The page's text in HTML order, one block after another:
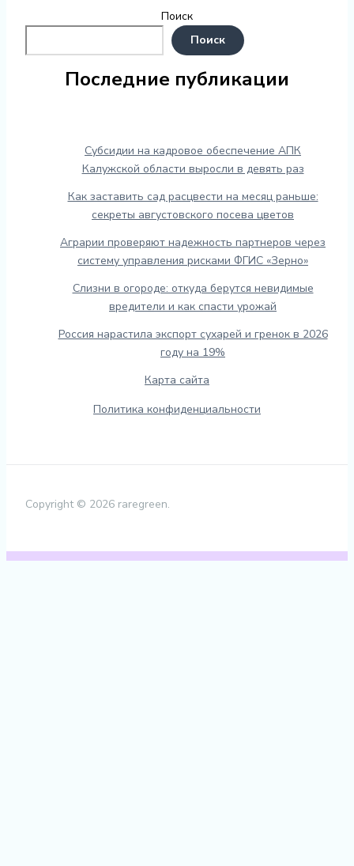
Поиск
Поиск
Последние публикации
Субсидии на кадровое обеспечение АПК
Калужской области выросли в девять раз
Как заставить сад расцвести на месяц раньше:
секреты августовского посева цветов
Аграрии проверяют надежность партнеров через
систему управления рисками ФГИС «Зерно»
Слизни в огороде: откуда берутся невидимые
вредители и как спасти урожай
Россия нарастила экспорт сухарей и гренок в 2026
году на 19%
Карта сайта
Политика конфиденциальности
Copyright © 2026 raregreen.